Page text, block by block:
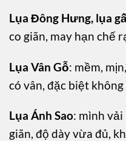
Lụa Đông Hưng, lụa
co giãn, may hạn chế
Lụa Vân Gỗ: mềm,
có vân, đặc biệt không
Lụa Ánh Sao: mình vải
giãn, độ dày vừa đủ,